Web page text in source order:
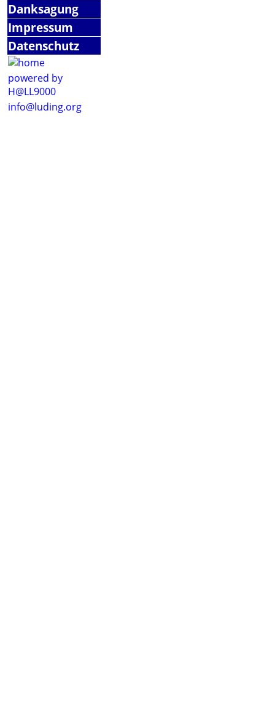
Danksagung
Impressum
Datenschutz
powered by
H@LL9000
info@luding.org